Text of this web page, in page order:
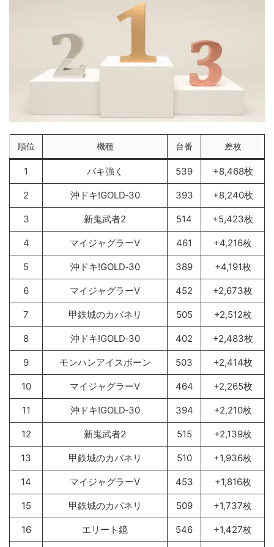
順位 機種 台番 差枚
1 バキ強く 539 +8,468枚
2 沖ドキ!GOLD‐30 393 +8,240枚
3 新鬼武者2 514 +5,423枚
4 マイジャグラーV 461 +4,216枚
5 沖ドキ!GOLD‐30 389 +4,191枚
6 マイジャグラーV 452 +2,673枚
7 甲鉄城のカバネリ 505 +2,512枚
8 沖ドキ!GOLD‐30 402 +2,483枚
9 モンハンアイスボーン 503 +2,414枚
10 マイジャグラーV 464 +2,265枚
11 沖ドキ!GOLD‐30 394 +2,210枚
12 新鬼武者2 515 +2,139枚
13 甲鉄城のカバネリ 510 +1,936枚
14 マイジャグラーV 453 +1,816枚
15 甲鉄城のカバネリ 509 +1,737枚
16 エリート鏡 546 +1,427枚